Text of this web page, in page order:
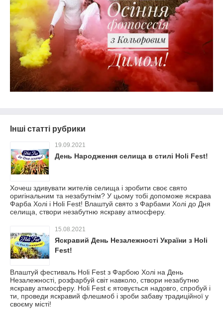
Інші статті рубрики
19.09.2021
День Народження селища в стилі Holi Fest!
Хочеш здивувати жителів селища і зробити своє свято
оригінальним та незабутнім? У цьому тобі допоможе яскрава
Фарба Холі і Holi Fest! Влаштуй свято з Фарбами Холі до Дня
селища, створи незабутню яскраву атмосферу.
15.08.2021
Яскравий День Незалежності України з Holi
Fest!
Влаштуй фестиваль Holi Fest з Фарбою Холі на День
Незалежності, розфарбуй світ навколо, створи незабутню
яскраву атмосферу. Holi Fest є ятовується надовго, спробуй і
ти, проведи яскравий флешмоб і зроби забаву традиційної у
своєму місті!